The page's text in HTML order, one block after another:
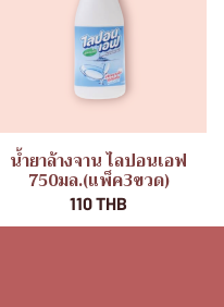
น้ำยาล้างจาน ไลปอนเอฟ
750มล.(แพ็ค3ขวด)
110 THB